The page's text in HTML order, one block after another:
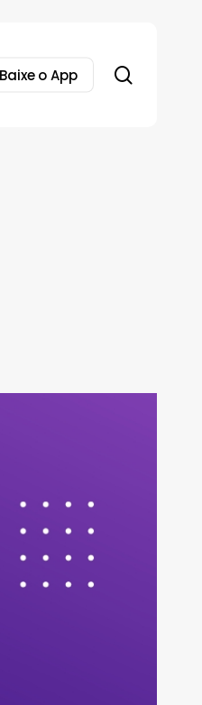
Baixe o App